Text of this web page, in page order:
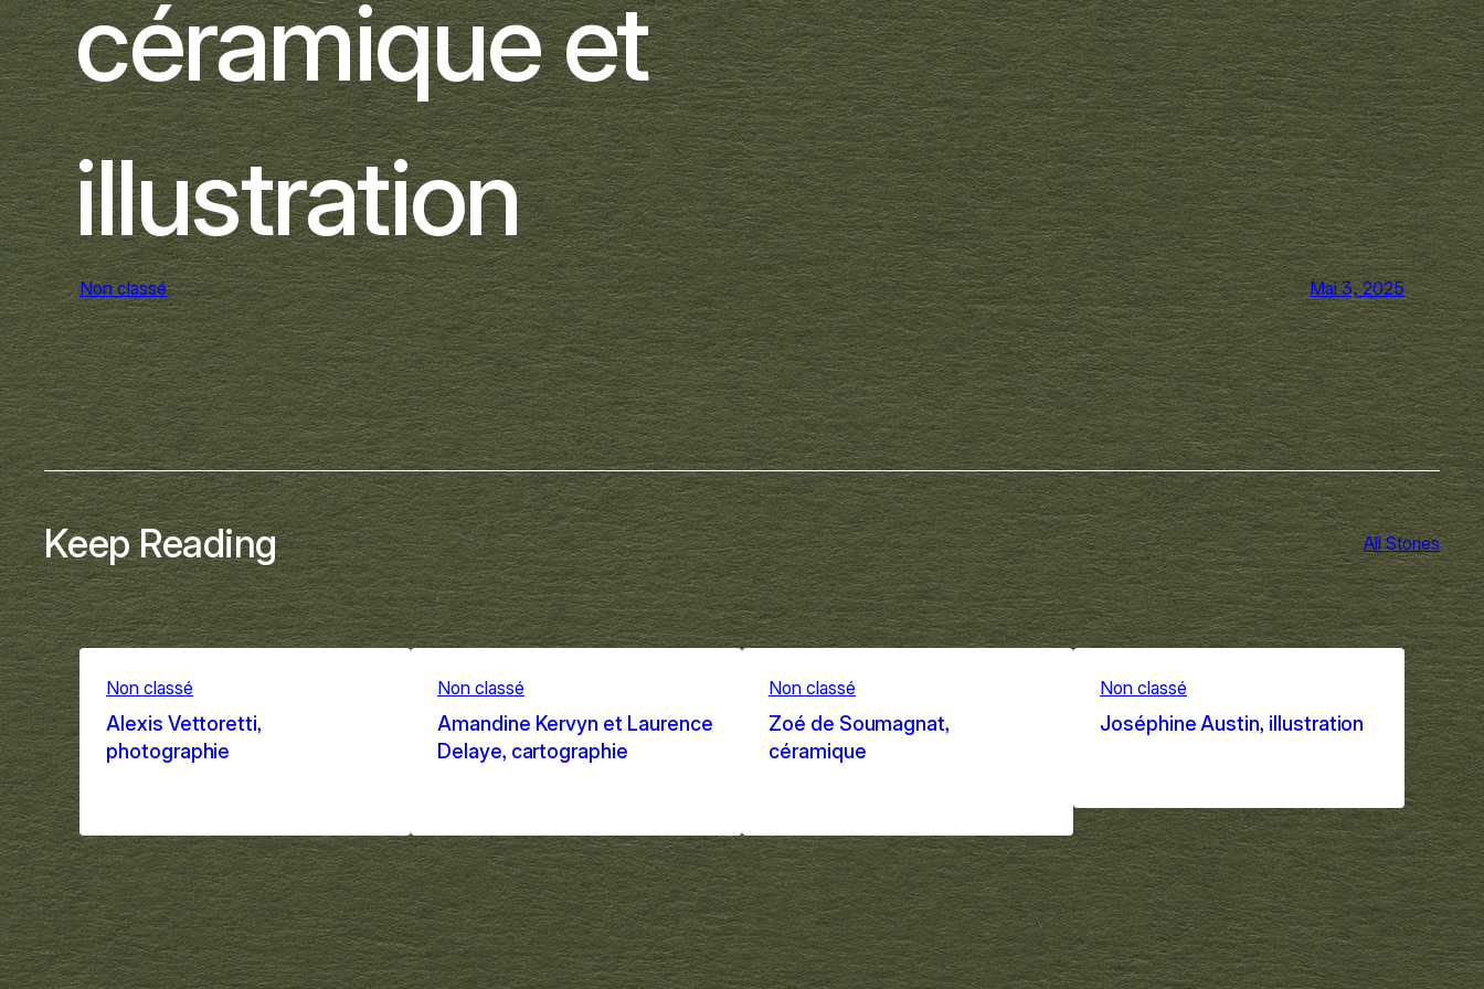
céramique et
illustration
Non classé Mai 3, 2025
Keep Reading All Stories
Non classé
Alexis Vettoretti,
photographie
Non classé
Amandine Kervyn et Laurence
Delaye, cartographie
Non classé
Zoé de Soumagnat,
céramique
Non classé
Joséphine Austin, illustration